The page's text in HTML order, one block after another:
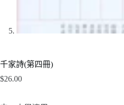
千家詩(第四冊)
$26.00